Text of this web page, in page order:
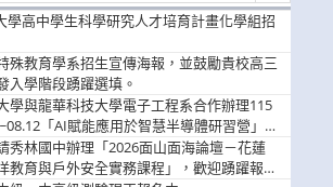
學高中學生科學研究人才培育計畫化學組招
殊教育學系招生宣傳海報，並鼓勵貴校高三
入學階段踴躍選填。
學與龍華科技大學電子工程系合作辦理115
「AI賦能應用於智慧半導體研習營」，
名參加
秀林國中辦理「2026面山面海論壇－花蓮
教育與戶外安全實務課程」，歡迎踴躍報名